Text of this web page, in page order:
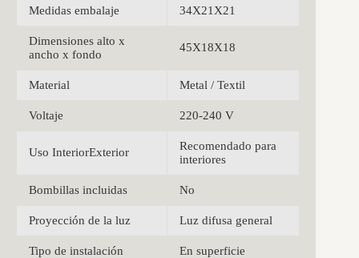
Medidas embalaje 34X21X21
Dimensiones alto x
ancho x fondo
45X18X18
Material Metal / Textil
Voltaje 220-240 V
Uso InteriorExterior
Recomendado para
interiores
Bombillas incluidas No
Proyección de la luz Luz difusa general
Tipo de instalación En superficie